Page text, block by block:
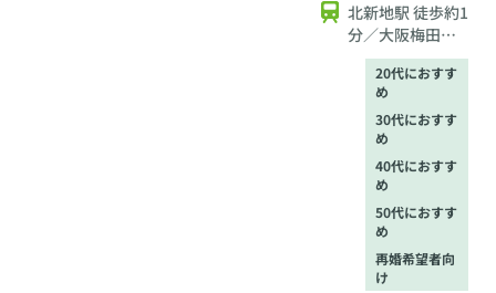
北新地駅 徒歩約1
分／大阪梅田
（阪神線）駅 徒
歩約3分／西梅田
駅 徒歩約3分
20代におすす
め
30代におすす
め
40代におすす
め
50代におすす
め
再婚希望者向
け